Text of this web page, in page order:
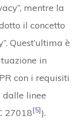
mentre la
il concetto
Quest’ultima è
in
con i requisiti
dalle linee
27018[5]).